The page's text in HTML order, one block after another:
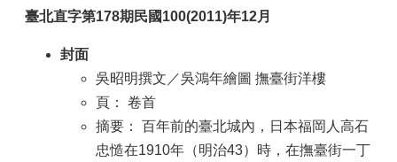
臺北直字第178期民國100(2011)年12月
封面
吳昭明撰文／吳鴻年繪圖 撫臺街洋樓
頁： 卷首
摘要： 百年前的臺北城內，日本福岡人高石
忠慥在1910年（明治43）時，在撫臺街一丁